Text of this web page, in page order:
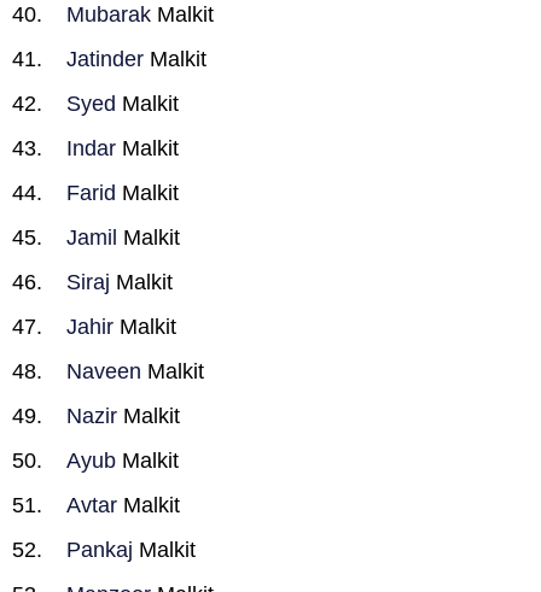
Mubarak Malkit
Jatinder Malkit
Syed Malkit
Indar Malkit
Farid Malkit
Jamil Malkit
Siraj Malkit
Jahir Malkit
Naveen Malkit
Nazir Malkit
Ayub Malkit
Avtar Malkit
Pankaj Malkit